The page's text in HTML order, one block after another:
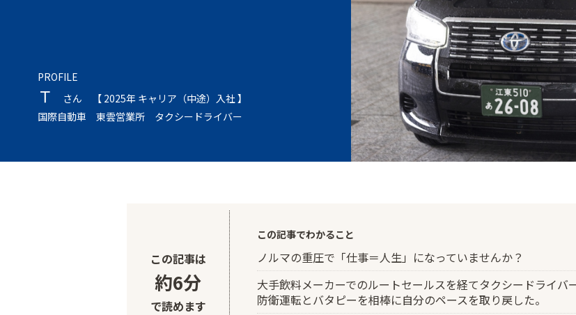
PROFILE
Ｔ さん
【 2025年 キャリア（中途）入社 】
国際自動車 東雲営業所 タクシードライバー
この記事は
約6分
で読めます
この記事でわかること
ノルマの重圧で「仕事＝人生」になっていませんか？
大手飲料メーカーでのルートセールスを経てタクシードライバ
防衛運転とバタピーを相棒に自分のペースを取り戻した。